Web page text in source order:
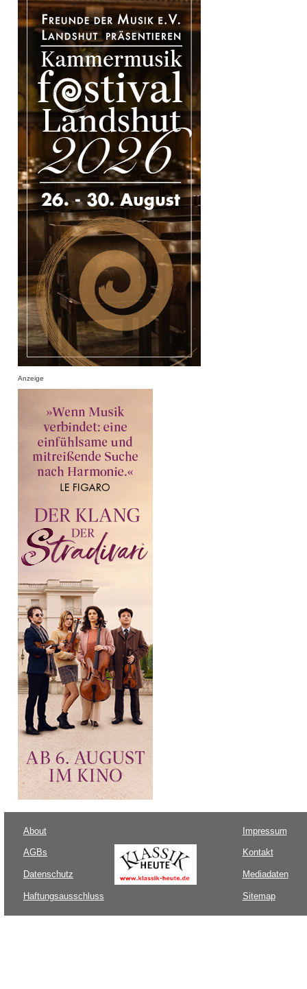
Anzeige
About
AGBs
Datenschutz
Haftungsausschluss
Impressum
Kontakt
Mediadaten
Sitemap